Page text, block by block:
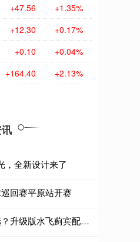
+47.56 +1.35%
+12.30 +0.17%
+0.10 +0.04%
+164.40 +2.13%
，全新设计来了
回赛平原站开赛
元富投资 2025护肝片怎么选？升级版水飞蓟宾配方领衔，十大口碑品牌帮你避坑